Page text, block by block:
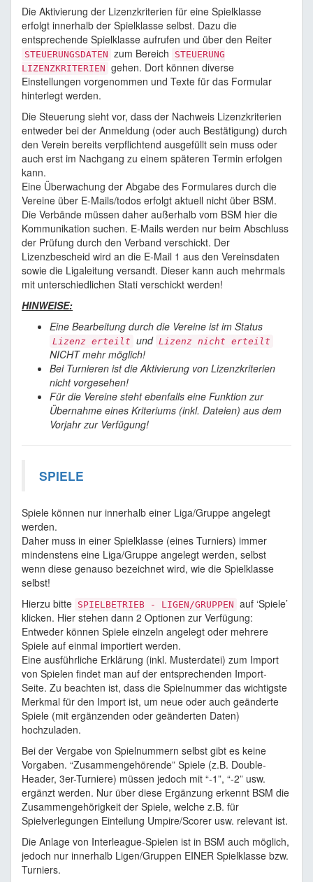
Die Aktivierung der Lizenzkriterien für eine Spielklasse
erfolgt innerhalb der Spielklasse selbst. Dazu die
entsprechende Spielklasse aufrufen und über den Reiter
STEUERUNGSDATEN zum Bereich
STEUERUNG
LIZENZKRITERIEN gehen. Dort können diverse
Einstellungen vorgenommen und Texte für das Formular
hinterlegt werden.
Die Steuerung sieht vor, dass der Nachweis Lizenzkriterien
entweder bei der Anmeldung (oder auch Bestätigung) durch
den Verein bereits verpflichtend ausgefüllt sein muss oder
auch erst im Nachgang zu einem späteren Termin erfolgen
kann.
Eine Überwachung der Abgabe des Formulares durch die
Vereine über E-Mails/todos erfolgt aktuell nicht über BSM.
Die Verbände müssen daher außerhalb vom BSM hier die
Kommunikation suchen. E-Mails werden nur beim Abschluss
der Prüfung durch den Verband verschickt. Der
Lizenzbescheid wird an die E-Mail 1 aus den Vereinsdaten
sowie die Ligaleitung versandt. Dieser kann auch mehrmals
mit unterschiedlichen Stati verschickt werden!
HINWEISE:
Eine Bearbeitung durch die Vereine ist im Status
Lizenz erteilt und Lizenz nicht erteilt
NICHT mehr möglich!
Bei Turnieren ist die Aktivierung von Lizenzkriterien
nicht vorgesehen!
Für die Vereine steht ebenfalls eine Funktion zur
Übernahme eines Kriteriums (inkl. Dateien) aus dem
Vorjahr zur Verfügung!
SPIELE
Spiele können nur innerhalb einer Liga/Gruppe angelegt
werden.
Daher muss in einer Spielklasse (eines Turniers) immer
mindenstens eine Liga/Gruppe angelegt werden, selbst
wenn diese genauso bezeichnet wird, wie die Spielklasse
selbst!
Hierzu bitte SPIELBETRIEB - LIGEN/GRUPPEN auf ‘Spiele’
klicken. Hier stehen dann 2 Optionen zur Verfügung:
Entweder können Spiele einzeln angelegt oder mehrere
Spiele auf einmal importiert werden.
Eine ausführliche Erklärung (inkl. Musterdatei) zum Import
von Spielen findet man auf der entsprechenden Import-
Seite. Zu beachten ist, dass die Spielnummer das wichtigste
Merkmal für den Import ist, um neue oder auch geänderte
Spiele (mit ergänzenden oder geänderten Daten)
hochzuladen.
Bei der Vergabe von Spielnummern selbst gibt es keine
Vorgaben. “Zusammengehörende” Spiele (z.B. Double-
Header, 3er-Turniere) müssen jedoch mit “-1”, “-2” usw.
ergänzt werden. Nur über diese Ergänzung erkennt BSM die
Zusammengehörigkeit der Spiele, welche z.B. für
Spielverlegungen Einteilung Umpire/Scorer usw. relevant ist.
Die Anlage von Interleague-Spielen ist in BSM auch möglich,
jedoch nur innerhalb Ligen/Gruppen EINER Spielklasse bzw.
Turniers.